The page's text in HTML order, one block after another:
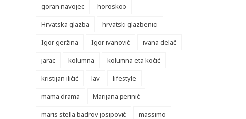
goran navojec
horoskop
Hrvatska glazba
hrvatski glazbenici
Igor geržina
Igor ivanović
ivana delač
jarac
kolumna
kolumna eta kočić
kristijan iličić
lav
lifestyle
mama drama
Marijana perinić
maris stella badrov josipović
massimo